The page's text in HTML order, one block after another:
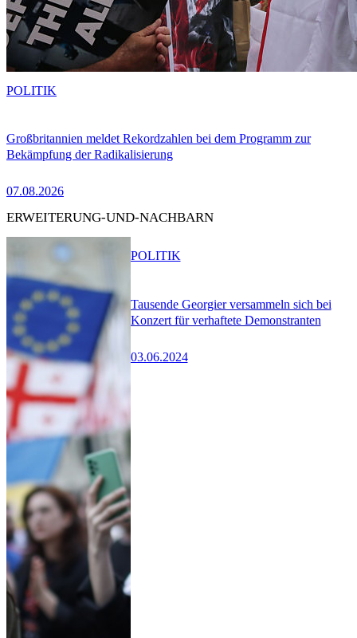
Großbritannien meldet Rekordzahlen bei dem Programm zur
Bekämpfung der Radikalisierung
07.08.2026
POLITIK
ERWEITERUNG-UND-NACHBARN
Tausende Georgier versammeln sich bei
Konzert für verhaftete Demonstranten
03.06.2024
POLITIK